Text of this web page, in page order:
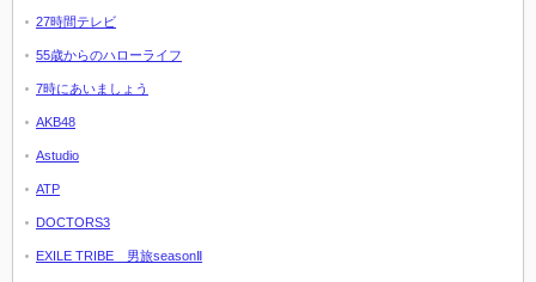
27時間テレビ
55歳からのハローライフ
7時にあいましょう
AKB48
Astudio
ATP
DOCTORS3
EXILE TRIBE 男旅seasonⅡ